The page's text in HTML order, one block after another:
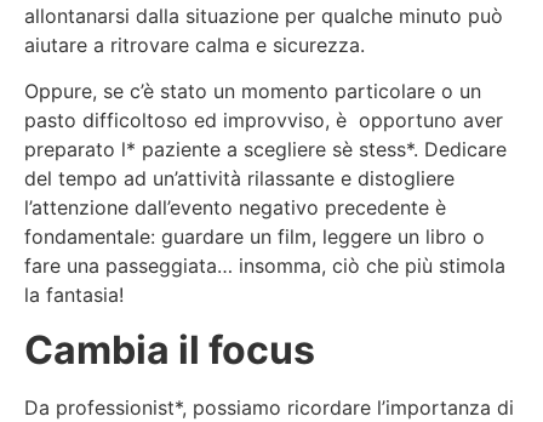
allontanarsi dalla situazione per qualche minuto può
aiutare a ritrovare calma e sicurezza.
Oppure, se c’è stato un momento particolare o un
pasto difficoltoso ed improvviso, è opportuno aver
preparato l* paziente a scegliere sè stess*. Dedicare
del tempo ad un’attività rilassante e distogliere
l’attenzione dall’evento negativo precedente è
fondamentale: guardare un film, leggere un libro o
fare una passeggiata… insomma, ciò che più stimola
la fantasia!
Cambia il focus
Da professionist*, possiamo ricordare l’importanza di